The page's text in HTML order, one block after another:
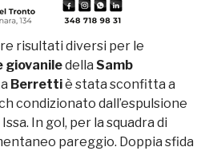
risultati diversi per le
giovaniledella Samb
Berrettiè stata sconfitta a
condizionato dall’espulsione
In gol, per la squadra di
pareggio. Doppia sfida